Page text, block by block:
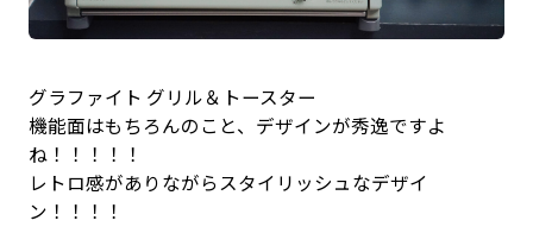
グラファイト グリル＆トースター
機能面はもちろんのこと、デザインが秀逸ですよ
ね！！！！！
レトロ感がありながらスタイリッシュなデザイ
ン！！！！